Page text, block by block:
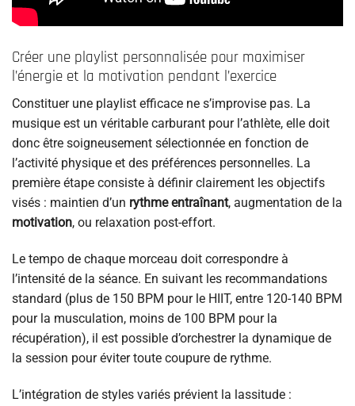
Créer une playlist personnalisée pour maximiser
l’énergie et la motivation pendant l’exercice
Constituer une playlist efficace ne s’improvise pas. La
musique est un véritable carburant pour l’athlète, elle doit
donc être soigneusement sélectionnée en fonction de
l’activité physique et des préférences personnelles. La
première étape consiste à définir clairement les objectifs
visés : maintien d’un rythme entraînant, augmentation de la
motivation, ou relaxation post-effort.
Le tempo de chaque morceau doit correspondre à
l’intensité de la séance. En suivant les recommandations
standard (plus de 150 BPM pour le HIIT, entre 120-140 BPM
pour la musculation, moins de 100 BPM pour la
récupération), il est possible d’orchestrer la dynamique de
la session pour éviter toute coupure de rythme.
L’intégration de styles variés prévient la lassitude :